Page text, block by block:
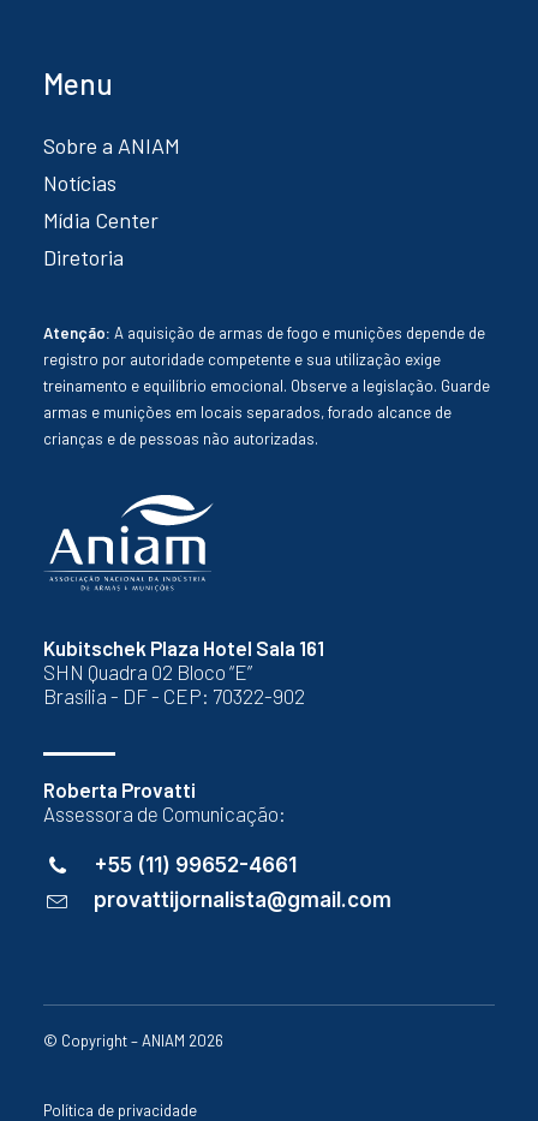
Kubitschek Plaza Hotel Sala 161
SHN Quadra 02 Bloco “E”
Brasília - DF - CEP: 70322-902
Roberta Provatti
Assessora de Comunicação:
+55 (11) 99652-4661
provattijornalista@gmail.com
Menu
Sobre a ANIAM
Notícias
Mídia Center
Diretoria
Atenção: A aquisição de armas de fogo e munições depende de
registro por autoridade competente e sua utilização exige
treinamento e equilíbrio emocional. Observe a legislação. Guarde
armas e munições em locais separados, forado alcance de
crianças e de pessoas não autorizadas.
© Copyright – ANIAM 2026
Política de privacidade